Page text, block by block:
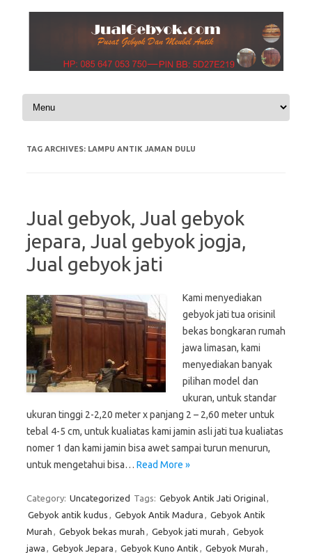
Skip to content
TAG ARCHIVES: LAMPU ANTIK JAMAN DULU
Jual gebyok, Jual gebyok
jepara, Jual gebyok jogja,
Jual gebyok jati
Kami menyediakan
gebyok jati tua orisinil
bekas bongkaran rumah
jawa limasan, kami
menyediakan banyak
pilihan model dan
ukuran, untuk standar
ukuran tinggi 2-2,20 meter x panjang 2 – 2,60 meter untuk
tebal 4-5 cm, untuk kualiatas kami jamin asli jati tua kualiatas
nomer 1 dan kami jamin bisa awet sampai turun menurun,
untuk mengetahui bisa… Read More »
Category: Uncategorized Tags: Gebyok Antik Jati Original,
Gebyok antik kudus , Gebyok Antik Madura , Gebyok Antik
Murah , Gebyok bekas murah , Gebyok jati murah , Gebyok
jawa , Gebyok Jepara , Gebyok Kuno Antik , Gebyok Murah ,